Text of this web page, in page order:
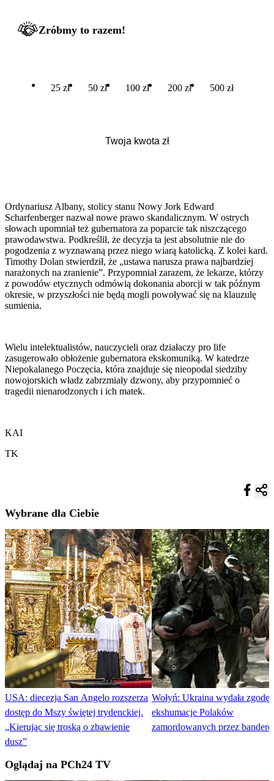
Zróbmy to razem!
25 zł 50 zł 100 zł 200 zł 500 zł
Ordynariusz Albany, stolicy stanu Nowy Jork Edward
Scharfenberger nazwał nowe prawo skandalicznym. W ostrych
słowach upomniał też gubernatora za poparcie tak niszczącego
prawodawstwa. Podkreślił, że decyzja ta jest absolutnie nie do
pogodzenia z wyznawaną przez niego wiarą katolicką. Z kolei kard.
Timothy Dolan stwierdził, że „ustawa narusza prawa najbardziej
narażonych na zranienie”. Przypomniał zarazem, że lekarze, którzy
z powodów etycznych odmówią dokonania aborcji w tak późnym
okresie, w przyszłości nie będą mogli powoływać się na klauzulę
sumienia.
Wielu intelektualistów, nauczycieli oraz działaczy pro life
zasugerowało obłożenie gubernatora ekskomuniką. W katedrze
Niepokalanego Poczęcia, która znajduje się nieopodal siedziby
nowojorskich władz zabrzmiały dzwony, aby przypomnieć o
tragedii nienarodzonych i ich matek.
KAI
TK
Wybrane dla Ciebie
USA: diecezja San Angelo rozszerza
dostęp do Mszy świętej trydenckiej.
„Kierując się troską o zbawienie
dusz”
Wołyń: Ukraina wydała zgodę
ekshumacje Polaków
zamordowanych przez
Oglądaj na PCh24 TV